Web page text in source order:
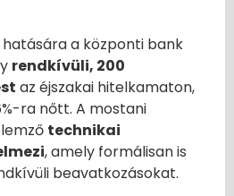
a központi bank
rendkívüli, 200
az éjszakai hitelkamaton,
ra nőtt. A mostani
technikai
, amely formálisan is
beavatkozásokat.